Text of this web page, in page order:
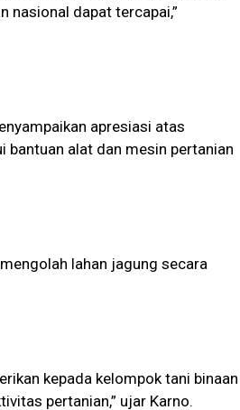
nasional dapat tercapai,”
apresiasi atas
bantuan alat dan mesin pertanian
lahan jagung secara
kepada kelompok tani binaan
pertanian,” ujar Karno.